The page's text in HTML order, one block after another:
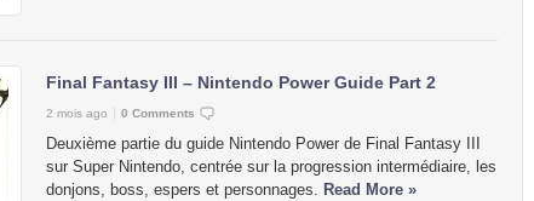
Final Fantasy III – Nintendo Power Guide Part 2
2 mois ago 0 Comments
Deuxième partie du guide Nintendo Power de Final Fantasy III
sur Super Nintendo, centrée sur la progression intermédiaire, les
donjons, boss, espers et personnages. Read More »